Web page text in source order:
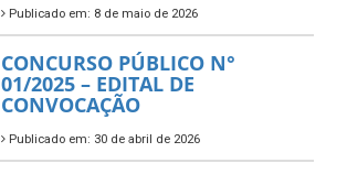
Publicado em: 8 de maio de 2026
CONCURSO PÚBLICO N°
01/2025 – EDITAL DE
CONVOCAÇÃO
Publicado em: 30 de abril de 2026